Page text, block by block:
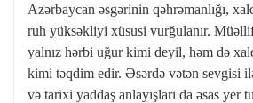
Azərbaycan əsgərinin qəhrəmanlığı,
ruh yüksəkliyi xüsusi vurğulanır. Müəllif
yalnız hərbi uğur kimi deyil, həm də
kimi təqdim edir. Əsərdə vətən sevgisi
və tarixi yaddaş anlayışları da əsas yer